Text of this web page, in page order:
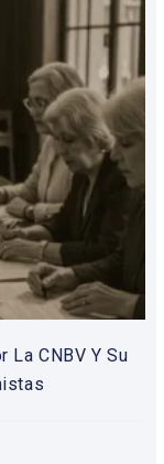
La CNBV Y Su